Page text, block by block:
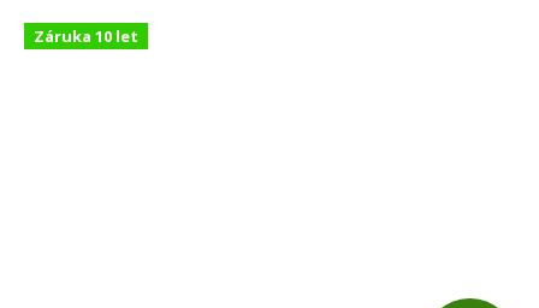
Záruka 10 let